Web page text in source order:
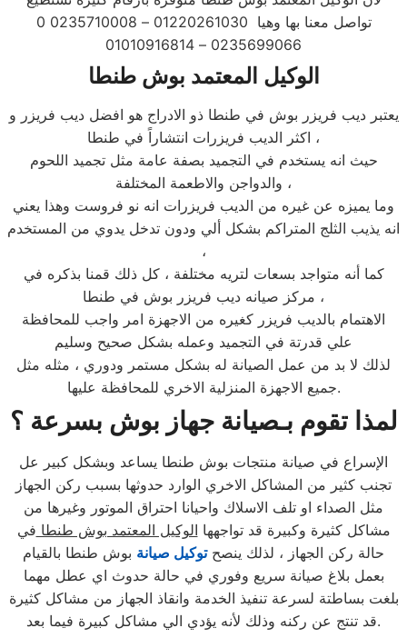
تواصل معنا بها وهيا 01220261030 – 0235710008 0
0235699066 – 01010916814
الوكيل المعتمد بوش طنطا
يعتبر ديب فريزر بوش في طنطا ذو الادراج هو افضل ديب فريزر و
اكثر الديب فريزرات انتشاراً في طنطا ،
حيث انه يستخدم في التجميد بصفة عامة مثل تجميد اللحوم
والدواجن والاطعمة المختلفة ،
وما يميزه عن غيره من الديب فريزرات انه نو فروست وهذا يعني
انه يذيب الثلج المتراكم بشكل ألي ودون تدخل يدوي من المستخدم
،
كما أنه متواجد بسعات لتريه مختلفة ، كل ذلك قمنا بذكره في
مركز صيانه ديب فريزر بوش في طنطا ،
الاهتمام بالديب فريزر كغيره من الاجهزة امر واجب للمحافظة
علي قدرتة في التجميد وعمله بشكل صحيح وسليم
لذلك لا بد من عمل الصيانة له بشكل مستمر ودوري ، مثله مثل
جميع الاجهزة المنزلية الاخري للمحافظة عليها.
لمذا تقوم بـصيانة جهاز بوش بسرعة ؟
الإسراع في صيانة منتجات بوش طنطا يساعد وبشكل كبير عل
تجنب كثير من المشاكل الاخري الوارد حدوثها بسبب ركن الجهاز
مثل الصداء او تلف الاسلاك واحيانا احتراق الموتور وغيرها من
مشاكل كثيرة وكبيرة قد تواجهها الوكيل المعتمد بوش طنطا في
حالة ركن الجهاز ، لذلك ينصحتوكيل صيانة بوش طنطا بالقيام
بعمل بلاغ صيانة سريع وفوري في حالة حدوث اي عطل مهما
بلغت بساطتة لسرعة تنفيذ الخدمة وانقاذ الجهاز من مشاكل كثيرة
قد تنتج عن ركنه وذلك لأنه يؤدي الي مشاكل كبيرة فيما بعد.